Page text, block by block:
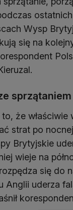
Wysp
się na
sprzątaniem
że właściwie
strat po
Brytyjskie
wieje na
się do
Anglii uderza